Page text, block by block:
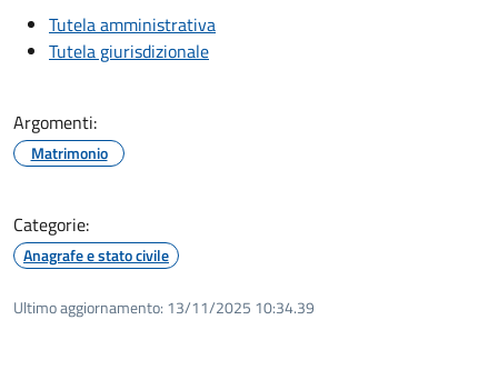
Tutela amministrativa
Tutela giurisdizionale
Argomenti:
Matrimonio
Categorie:
Anagrafe e stato civile
Ultimo aggiornamento: 13/11/2025 10:34.39